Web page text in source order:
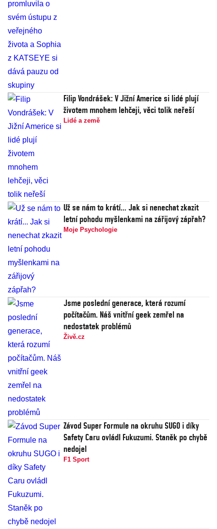
Filip Vondrášek: V Jižní Americe si lidé plují
životem mnohem lehčeji, věci tolik neřeší
Lidé a země
Už se nám to krátí... Jak si nenechat zkazit
letní pohodu myšlenkami na zářijový zápřah?
Moje Psychologie
Jsme poslední generace, která rozumí
počítačům. Náš vnitřní geek zemřel na
nedostatek problémů
Živě.cz
Závod Super Formule na okruhu SUGO i díky
Safety Caru ovládl Fukuzumi. Staněk po chybě
nedojel
F1 Sport